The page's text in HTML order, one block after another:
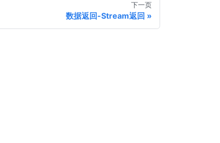
下一页
数据返回-Stream返回